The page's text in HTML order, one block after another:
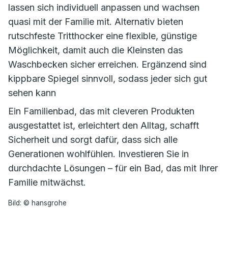
lassen sich individuell anpassen und wachsen
quasi mit der Familie mit. Alternativ bieten
rutschfeste Tritthocker eine flexible, günstige
Möglichkeit, damit auch die Kleinsten das
Waschbecken sicher erreichen. Ergänzend sind
kippbare Spiegel sinnvoll, sodass jeder sich gut
sehen kann
Ein Familienbad, das mit cleveren Produkten
ausgestattet ist, erleichtert den Alltag, schafft
Sicherheit und sorgt dafür, dass sich alle
Generationen wohlfühlen. Investieren Sie in
durchdachte Lösungen – für ein Bad, das mit Ihrer
Familie mitwächst.
Bild: © hansgrohe